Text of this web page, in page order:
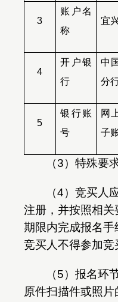
3
账户名
称
宜
4
开户银
行
中
分
5
银行账
号
网
子
（3）特殊要
（4）竞买人
注册，并按照相
期限内完成报名
竞买人不得参加竞
（5）报名环
原件扫描件或照